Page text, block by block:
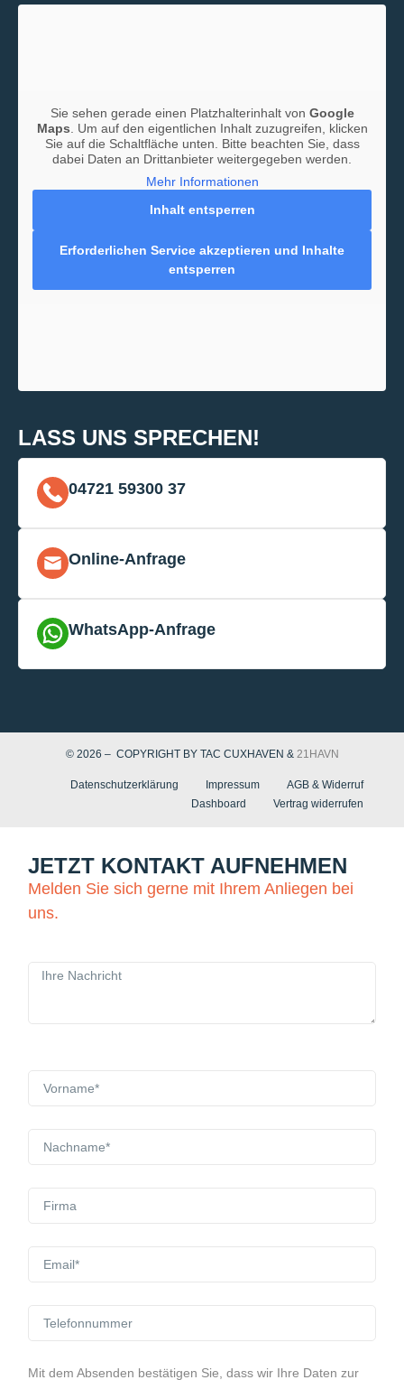
Sie sehen gerade einen Platzhalterinhalt von Google
Maps . Um auf den eigentlichen Inhalt zuzugreifen, klicken
Sie auf die Schaltfläche unten. Bitte beachten Sie, dass
dabei Daten an Drittanbieter weitergegeben werden.
Mehr Informationen
Inhalt entsperren
Erforderlichen Service akzeptieren und Inhalte
entsperren
LASS UNS SPRECHEN!
04721 59300 37
Online-Anfrage
WhatsApp-Anfrage
© 2026 – COPYRIGHT BY TAC CUXHAVEN & 21HAVN
Datenschutzerklärung Impressum
AGB & Widerruf
Dashboard
Vertrag widerrufen
JETZT KONTAKT AUFNEHMEN
Melden Sie sich gerne mit Ihrem Anliegen bei
uns.
Mit dem Absenden bestätigen Sie, dass wir Ihre Daten zur